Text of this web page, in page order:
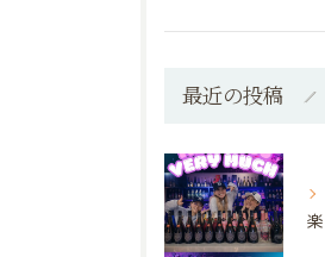
最近の投稿